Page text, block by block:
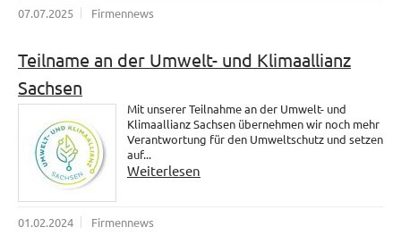
07.07.2025 Firmennews
Teilname an der Umwelt- und Klimaallianz
Sachsen
Mit unserer Teilnahme an der Umwelt- und
Klimaallianz Sachsen übernehmen wir noch mehr
Verantwortung für den Umweltschutz und setzen
auf...
Weiterlesen
01.02.2024 Firmennews